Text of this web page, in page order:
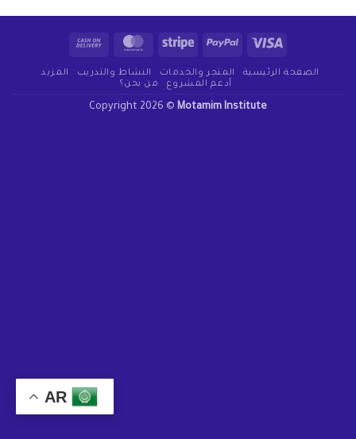
الصفحة الرئيسية المتجر والخدمات النشاط والتدريب
المزيد
أدعم المشروع
من نحن؟
Copyright 2026 © Motamim Institute
AR